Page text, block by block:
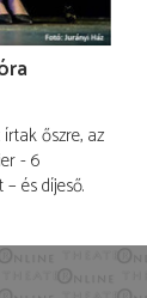
őszre, az
- 6
és díjeső.